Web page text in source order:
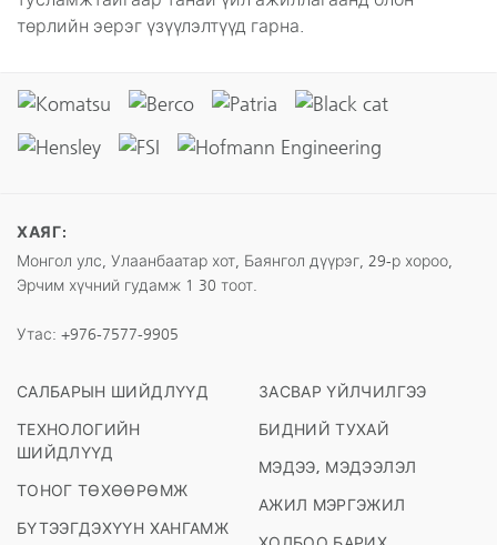
төрлийн эерэг үзүүлэлтүүд гарна.
ХАЯГ:
Монгол улс, Улаанбаатар хот, Баянгол дүүрэг, 29-р хороо,
Эрчим хүчний гудамж 1 30 тоот.
Утас: +976-7577-9905
САЛБАРЫН ШИЙДЛҮҮД
ТЕХНОЛОГИЙН
ШИЙДЛҮҮД
ТОНОГ ТӨХӨӨРӨМЖ
БҮТЭЭГДЭХҮҮН ХАНГАМЖ
ЗАСВАР ҮЙЛЧИЛГЭЭ
БИДНИЙ ТУХАЙ
МЭДЭЭ, МЭДЭЭЛЭЛ
АЖИЛ МЭРГЭЖИЛ